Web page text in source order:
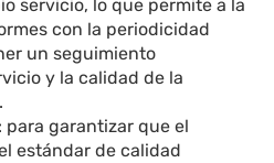
servicio, lo que permite a la
con la periodicidad
un seguimiento
y la calidad de la
para garantizar que el
estándar de calidad